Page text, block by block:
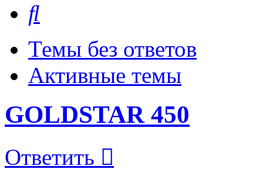
Темы без ответов
Активные темы
GOLDSTAR 450
Ответить